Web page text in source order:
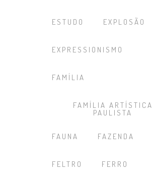
ESTUDO EXPLOSÃO
EXPRESSIONISMO
FAMÍLIA
FAMÍLIA ARTÍSTICA
PAULISTA
FAUNA FAZENDA
FELTRO FERRO